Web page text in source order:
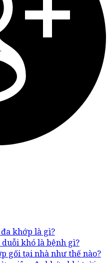
khớp là gì?
khó là bệnh gì?
gối tại nhà như thế nào?